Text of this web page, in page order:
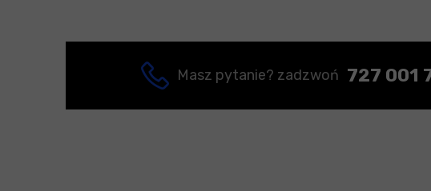
Masz pytanie? zadzwoń 727 001